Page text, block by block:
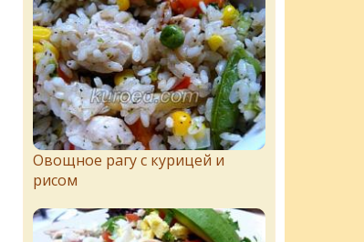
Овощное рагу с курицей и
рисом